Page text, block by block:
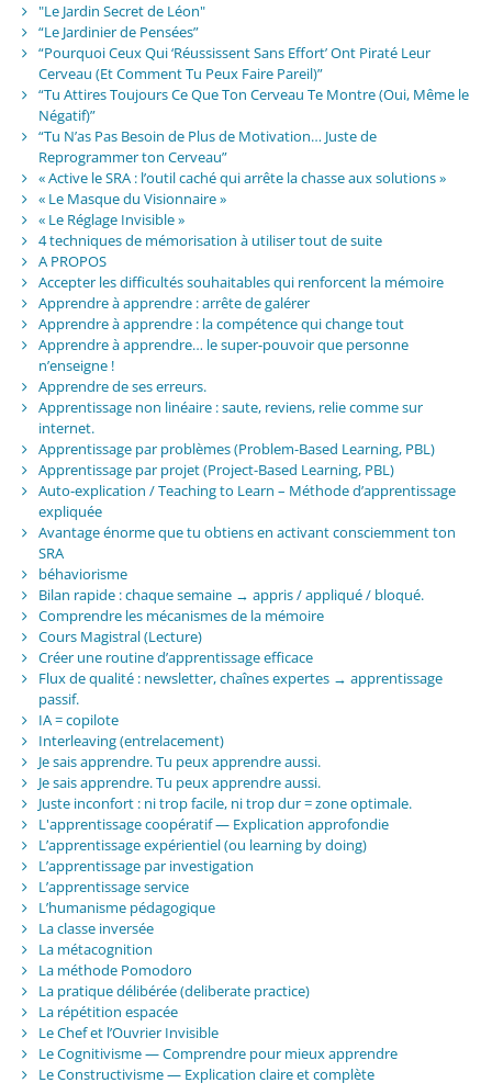
"Le Jardin Secret de Léon"
“Le Jardinier de Pensées”
“Pourquoi Ceux Qui ‘Réussissent Sans Effort’ Ont Piraté Leur
Cerveau (Et Comment Tu Peux Faire Pareil)”
“Tu Attires Toujours Ce Que Ton Cerveau Te Montre (Oui, Même le
Négatif)”
“Tu N’as Pas Besoin de Plus de Motivation… Juste de
Reprogrammer ton Cerveau”
« Active le SRA : l’outil caché qui arrête la chasse aux solutions »
« Le Masque du Visionnaire »
« Le Réglage Invisible »
4 techniques de mémorisation à utiliser tout de suite
A PROPOS
Accepter les difficultés souhaitables qui renforcent la mémoire
Apprendre à apprendre : arrête de galérer
Apprendre à apprendre : la compétence qui change tout
Apprendre à apprendre… le super-pouvoir que personne
n’enseigne !
Apprendre de ses erreurs.
Apprentissage non linéaire : saute, reviens, relie comme sur
internet.
Apprentissage par problèmes (Problem-Based Learning, PBL)
Apprentissage par projet (Project-Based Learning, PBL)
Auto-explication / Teaching to Learn – Méthode d’apprentissage
expliquée
Avantage énorme que tu obtiens en activant consciemment ton
SRA
béhaviorisme
Bilan rapide : chaque semaine → appris / appliqué / bloqué.
Comprendre les mécanismes de la mémoire
Cours Magistral (Lecture)
Créer une routine d’apprentissage efficace
Flux de qualité : newsletter, chaînes expertes → apprentissage
passif.
IA = copilote
Interleaving (entrelacement)
Je sais apprendre. Tu peux apprendre aussi.
Je sais apprendre. Tu peux apprendre aussi.
Juste inconfort : ni trop facile, ni trop dur = zone optimale.
L'apprentissage coopératif — Explication approfondie
L’apprentissage expérientiel (ou learning by doing)
L’apprentissage par investigation
L’apprentissage service
L’humanisme pédagogique
La classe inversée
La métacognition
La méthode Pomodoro
La pratique délibérée (deliberate practice)
La répétition espacée
Le Chef et l’Ouvrier Invisible
Le Cognitivisme — Comprendre pour mieux apprendre
Le Constructivisme — Explication claire et complète